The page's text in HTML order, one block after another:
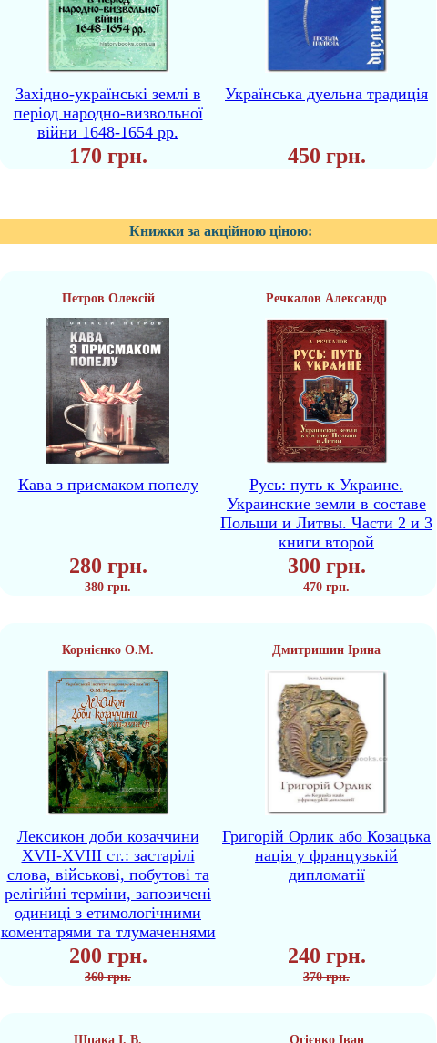
Західно-українські землі в
період народно-визвольної
війни 1648-1654 рр.
Українська дуельна традиція
170 грн. 450 грн.
Книжки за акційною ціною:
Петров Олексій Речкалов Александр
Кава з присмаком попелу
Русь: путь к Украине.
Украинские земли в составе
Польши и Литвы. Части 2 и 3
книги второй
280 грн. 300 грн.
380 грн. 470 грн.
Корнієнко О.М. Дмитришин Ірина
Лексикон доби козаччини
XVII-XVIII ст.: застарілі
слова, військові, побутові та
релігійні терміни, запозичені
одиниці з етимологічними
коментарями та тлумаченнями
Григорій Орлик або Козацька
нація у французькій
дипломатії
200 грн. 240 грн.
360 грн. 370 грн.
Шпака І. В. Огієнко Іван